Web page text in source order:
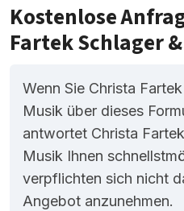
Kostenlose
Fartek Schlager
Wenn Sie Christa
Musik über dieses
antwortet Christa
Musik Ihnen
verpflichten sich nicht
Angebot anzunehmen.